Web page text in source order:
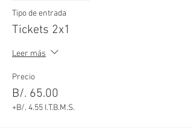
Tipo de entrada
Tickets 2x1
Leer más
Precio
B/. 65.00
+B/. 4.55 I.T.B.M.S.